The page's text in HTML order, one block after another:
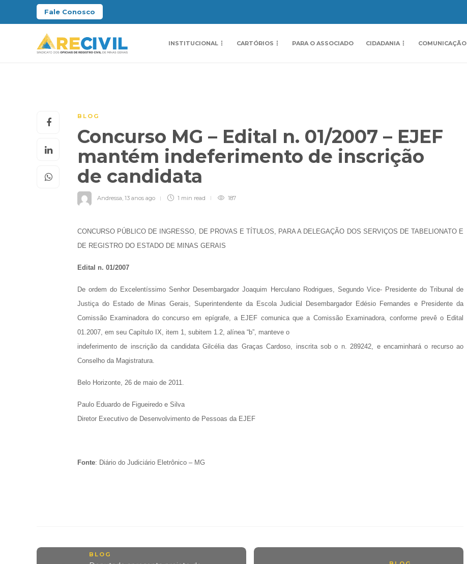
Fale Conosco
INSTITUCIONAL CARTÓRIOS PARA O ASSOCIADO CIDADANIA COMUNICAÇÃO
BLOG
Concurso MG – Edital n. 01/2007 – EJEF
mantém indeferimento de inscrição
de candidata
Andressa, 13 anos ago 1 min read 187
CONCURSO PÚBLICO DE INGRESSO, DE PROVAS E TÍTULOS, PARA A DELEGAÇÃO DOS SERVIÇOS DE TABELIONATO E
DE REGISTRO DO ESTADO DE MINAS GERAIS
Edital n. 01/2007
De ordem do Excelentíssimo Senhor Desembargador Joaquim Herculano Rodrigues, Segundo Vice- Presidente do Tribunal de
Justiça do Estado de Minas Gerais, Superintendente da Escola Judicial Desembargador Edésio Fernandes e Presidente da
Comissão Examinadora do concurso em epígrafe, a EJEF comunica que a Comissão Examinadora, conforme prevê o Edital
01.2007, em seu Capítulo IX, item 1, subitem 1.2, alínea “b”, manteve o
indeferimento de inscrição da candidata Gilcélia das Graças Cardoso, inscrita sob o n. 289242, e encaminhará o recurso ao
Conselho da Magistratura.
Belo Horizonte, 26 de maio de 2011.
Paulo Eduardo de Figueiredo e Silva
Diretor Executivo de Desenvolvimento de Pessoas da EJEF
Fonte: Diário do Judiciário Eletrônico – MG
BLOG